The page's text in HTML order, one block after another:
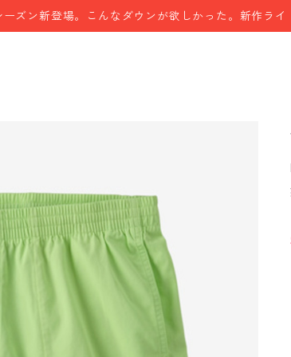
ーズン新登場。こんなダウンが欲しかった。新作ラ